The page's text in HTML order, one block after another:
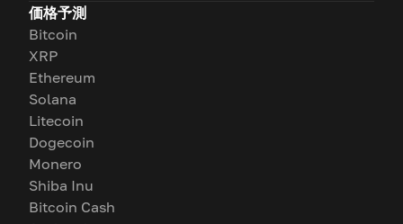
価格予測
Bitcoin
XRP
Ethereum
Solana
Litecoin
Dogecoin
Monero
Shiba Inu
Bitcoin Cash